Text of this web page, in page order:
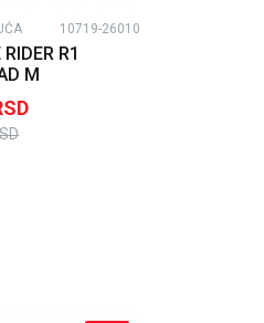
10719-26010
R1
M